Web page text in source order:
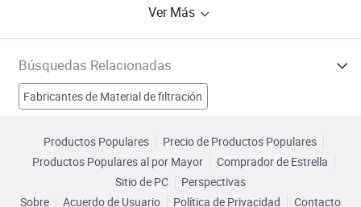
Ver Más
Búsquedas Relacionadas
Fabricantes de Material de filtración
Fabricantes de Recubrimiento de aluminio
Productos Populares
Precio de Productos Populares
Productos Populares al por Mayor
Comprador de Estrella
Sitio de PC
Perspectivas
Sobre
Acuerdo de Usuario Política de Privacidad Contacto